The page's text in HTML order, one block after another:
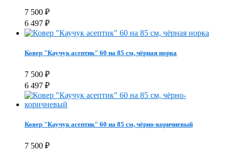
7 500 ₽
6 497 ₽
Ковер "Каучук асептик" 60 на 85 см, чёрная норка
7 500 ₽
6 497 ₽
Ковер "Каучук асептик" 60 на 85 см, чёрно-коричневый
7 500 ₽